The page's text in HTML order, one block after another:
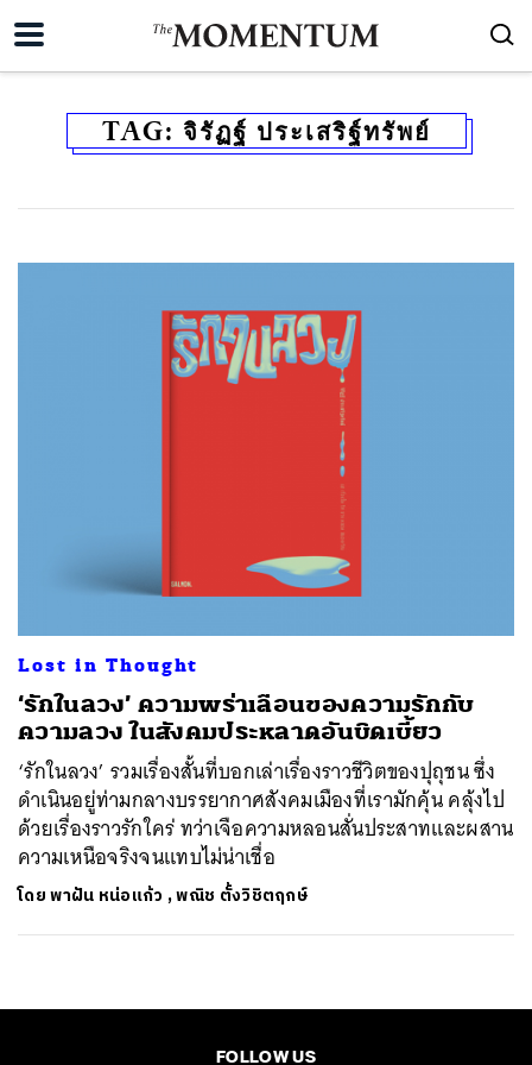
TAG: จิรัฏฐ์ ประเสริฐ์ทรัพย์
Lost in Thought
‘รักในลวง’ ความพร่าเลือนของความรักกับ
ความลวง ในสังคมประหลาดอันบิดเบี้ยว
‘รักในลวง’ รวมเรื่องสั้นที่บอกเล่าเรื่องราวชีวิตของปุถุชน ซึ่ง
ดำเนินอยู่ท่ามกลางบรรยากาศสังคมเมืองที่เรามักคุ้น คลุ้งไป
ด้วยเรื่องราวรักใคร่ ทว่าเจือความหลอนสั่นประสาทและผสาน
ความเหนือจริงจนแทบไม่น่าเชื่อ
โดยพาฝัน หน่อแก้ว ,พณิช ตั้งวิชิตฤกษ์
FOLLOW US